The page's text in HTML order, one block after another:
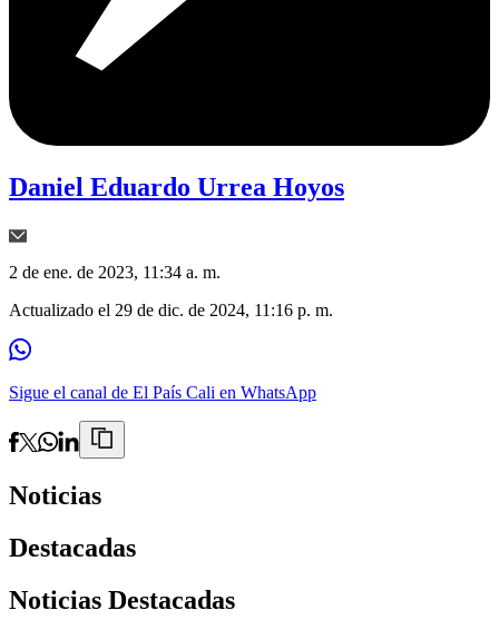
Daniel Eduardo Urrea Hoyos
2 de ene. de 2023, 11:34 a. m.
Actualizado el 29 de dic. de 2024, 11:16 p. m.
Sigue el canal de El País Cali en WhatsApp
Noticias
Destacadas
Noticias Destacadas